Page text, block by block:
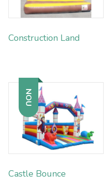
Construction Land
NOU
Castle Bounce